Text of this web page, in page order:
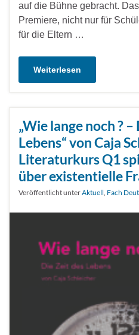
auf die Bühne gebracht.
Premiere, nicht nur für
für die Eltern …
Weiterlesen
„Wie lange noch ?
Lebens“ von Caja
Literaturkurs Q1
über existentielle
Veröffentlicht unterAktuell, Fach